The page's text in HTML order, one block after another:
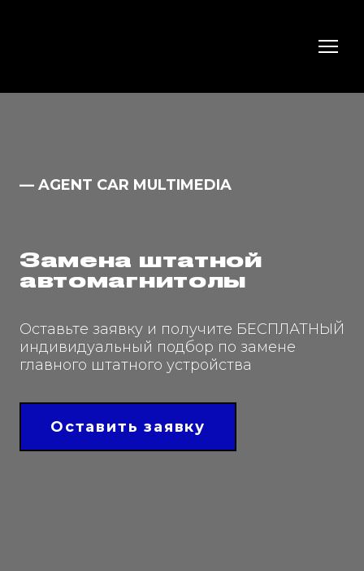
— AGENT CAR MULTIMEDIA
Замена штатной
автомагнитолы
Оставьте заявку и получите БЕСПЛАТНЫЙ
индивидуальный подбор по замене
главного штатного устройства
Оставить заявку